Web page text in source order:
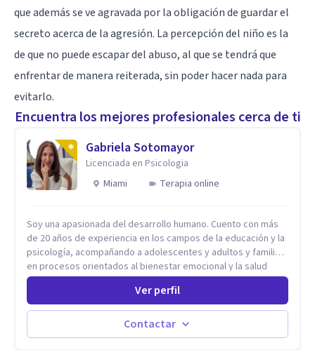
que además se ve agravada por la obligación de guardar el
secreto acerca de la agresión. La percepción del niño es la
de que no puede escapar del abuso, al que se tendrá que
enfrentar de manera reiterada, sin poder hacer nada para
evitarlo.
Encuentra los mejores profesionales cerca de ti
Gabriela Sotomayor
Licenciada en Psicologia
Miami
Terapia online
Soy una apasionada del desarrollo humano. Cuento con más
de 20 años de experiencia en los campos de la educación y la
psicología, acompañando a adolescentes y adultos y familias
en procesos orientados al bienestar emocional y la salud
mental. Mi visión es contribuir, a través de mi trabajo, a que
las personas accedan a una vida más digna, plena y con
sentido. Considero que esto es posible cuando
desarrollamos una mayor conciencia de nuestro mundo
interior y de la manera en que nuestras experiencias influyen
Ver perfil
Contactar